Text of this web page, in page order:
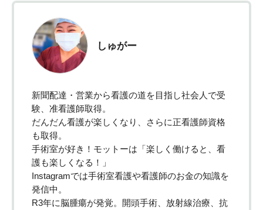
しゅがー
新聞配達・営業から看護の道を目指し社会人で受
験、准看護師取得。
だんだん看護が楽しくなり、さらに正看護師資格
も取得。
手術室が好き！モットーは「楽しく働けると、看
護も楽しくなる！」
Instagramでは手術室看護や看護師のお金の知識を
発信中。
R3年に脳腫瘍が発覚。開頭手術、放射線治療、抗